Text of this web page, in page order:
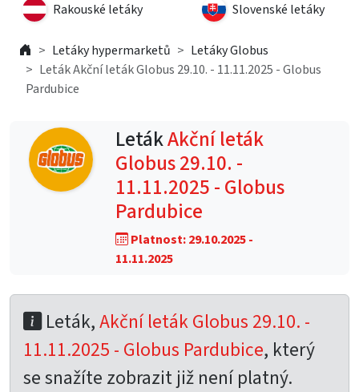
Rakouské letáky Slovenské letáky
Letáky hypermarketů
Letáky Globus
Leták Akční leták Globus 29.10. - 11.11.2025 - Globus
Pardubice
LetákAkční leták
Globus 29.10. -
11.11.2025 - Globus
Pardubice
Platnost: 29.10.2025 -
11.11.2025
Leták,Akční leták Globus 29.10. -
11.11.2025 - Globus Pardubice, který
se snažíte zobrazit již není platný.